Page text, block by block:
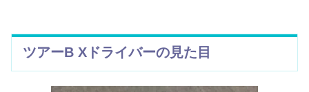
ツアーB Xドライバーの見た目